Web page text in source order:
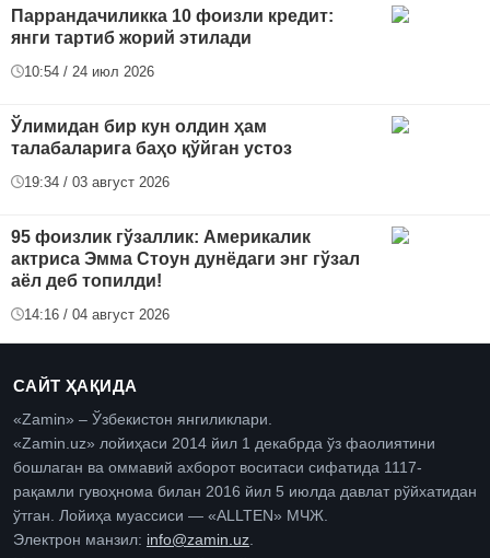
Паррандачиликка 10 фоизли кредит:
янги тартиб жорий этилади
10:54 / 24 июл 2026
Ўлимидан бир кун олдин ҳам
талабаларига баҳо қўйган устоз
19:34 / 03 август 2026
95 фоизлик гўзаллик: Америкалик
актриса Эмма Стоун дунёдаги энг гўзал
аёл деб топилди!
14:16 / 04 август 2026
САЙТ ҲАҚИДА
«Zamin» – Ўзбекистон янгиликлари.
«Zamin.uz» лойиҳаси 2014 йил 1 декабрда ўз фаолиятини
бошлаган ва оммавий ахборот воситаси сифатида 1117-
рақамли гувоҳнома билан 2016 йил 5 июлда давлат рўйхатидан
ўтган. Лойиҳа муассиси — «ALLTEN» МЧЖ.
Электрон манзил: info@zamin.uz